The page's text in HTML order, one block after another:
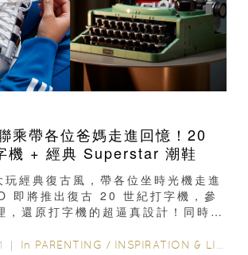
乘帶各位爸媽走進回憶！20
機 + 經典 Superstar 潮鞋
經典復古風，帶各位坐時光機走進
即將推出復古 20 世紀打字機，參
，還原打字機的超逼真設計！同時亦
｜ In PARENTING / INSPIRATION & LIFESTYLE